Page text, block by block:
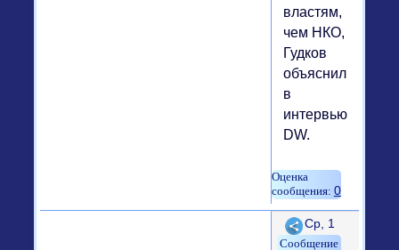
властям,
чем НКО,
Гудков
объяснил
в
интервью
DW.
0
Поделиться
Ср, 1